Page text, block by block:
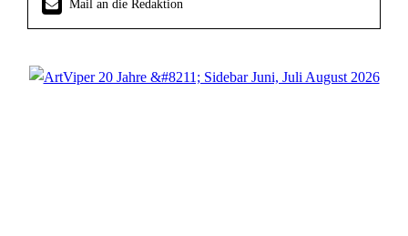
Mail an die Redaktion